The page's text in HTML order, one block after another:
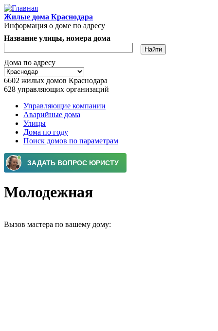
Перейти к основному содержанию
Жилые дома Краснодара
Информация о доме по адресу
Название улицы, номера дома
Дома по адресу
6602 жилых домов Краснодара
628 управляющих организаций
Главное меню
Управляющие компании
Аварийные дома
Улицы
Дома по году
Поиск домов по параметрам
Молодежная
Вызов мастера по вашему дому: